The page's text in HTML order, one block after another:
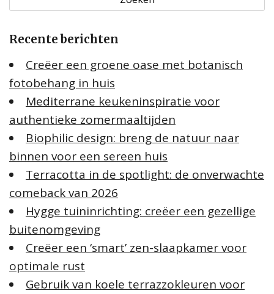
k
n
a
a
r
Recente berichten
Creëer een groene oase met botanisch
fotobehang in huis
Mediterrane keukeninspiratie voor
authentieke zomermaaltijden
Biophilic design: breng de natuur naar
binnen voor een sereen huis
Terracotta in de spotlight: de onverwachte
comeback van 2026
Hygge tuininrichting: creëer een gezellige
buitenomgeving
Creëer een ‘smart’ zen-slaapkamer voor
optimale rust
Gebruik van koele terrazzokleuren voor